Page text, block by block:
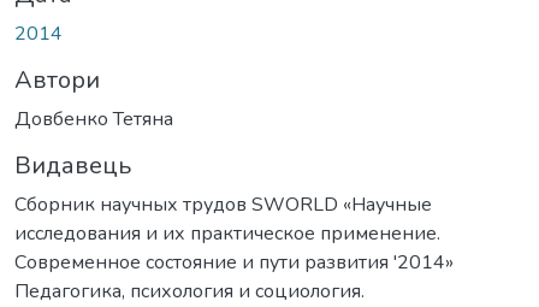
2014
Автори
Довбенко Тетяна
Видавець
Сборник научных трудов SWORLD «Научные
исследования и их практическое применение.
Современное состояние и пути развития '2014»
Педагогика, психология и социология.